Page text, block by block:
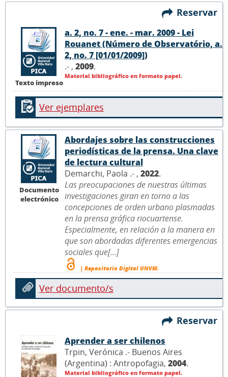
Reservar
Texto impreso
a. 2, no. 7 - ene. - mar. 2009 - Lei
Rouanet (Número de Observatório, a.
2, no. 7 [01/01/2009])
.- , 2009.
Material bibliográfico en formato papel.
Ver ejemplares
Documento
electrónico
Abordajes sobre las construcciones
periodísticas de la prensa. Una clave
de lectura cultural
Demarchi, Paola .- , 2022.
Las preocupaciones de nuestras últimas
investigaciones giran en torno a las
concepciones de orden urbano plasmadas
en la prensa gráfica riocuartense.
Especialmente, en relación a la manera en
que son abordadas diferentes emergencias
sociales que[...]
| Repositorio Digital UNVM.
Ver documento/s
Reservar
Aprender a ser chilenos
Trpin, Verónica .- Buenos Aires
(Argentina) : Antropofagia, 2004.
Material bibliográfico en formato papel.